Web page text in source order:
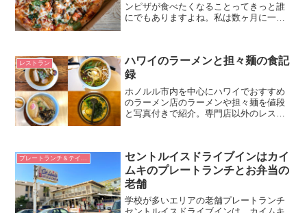
ンピザが食べたくなることってきっと誰
にでもありますよね。私は数ヶ月に一回
以上を展...
レストラン
ハワイのラーメンと担々麺の食記
録
ホノルル市内を中心にハワイでおすすめ
のラーメン店のラーメンや担々麺を値段
と写真付きで紹介。専門店以外のレスト
プレートランチ＆テイクアウト
セントルイスドライブインはカイ
ムキのプレートランチとお弁当の
老舗
学校が多いエリアの老舗プレートランチ